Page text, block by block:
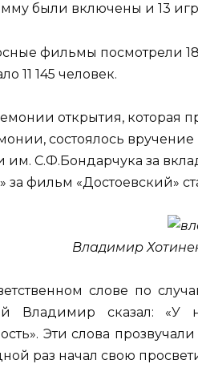
были включены и 13
фильмы посмотрели 18
11 145 человек.
открытия, которая
состоялось
им. С.Ф.Бондарчука за
за фильм «Достоевский»
Владимир
слове по
Владимир сказал: «У
Эти слова
раз начал свою